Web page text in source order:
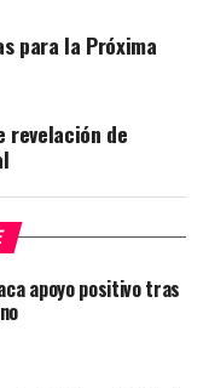
para la Próxima
revelación de
apoyo positivo tras